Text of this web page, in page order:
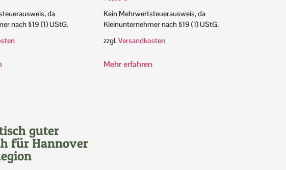
da
nach §19 (1) UStG.
Kein Mehrwertsteuerausweis, da
Kleinunternehmer nach §19 (1) UStG.
zzgl.Versandkosten
Mehr erfahren
guter
für Hannover